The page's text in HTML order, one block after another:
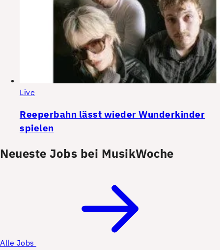
Live
Reeperbahn lässt wieder Wunderkinder
spielen
Neueste Jobs bei MusikWoche
Alle Jobs